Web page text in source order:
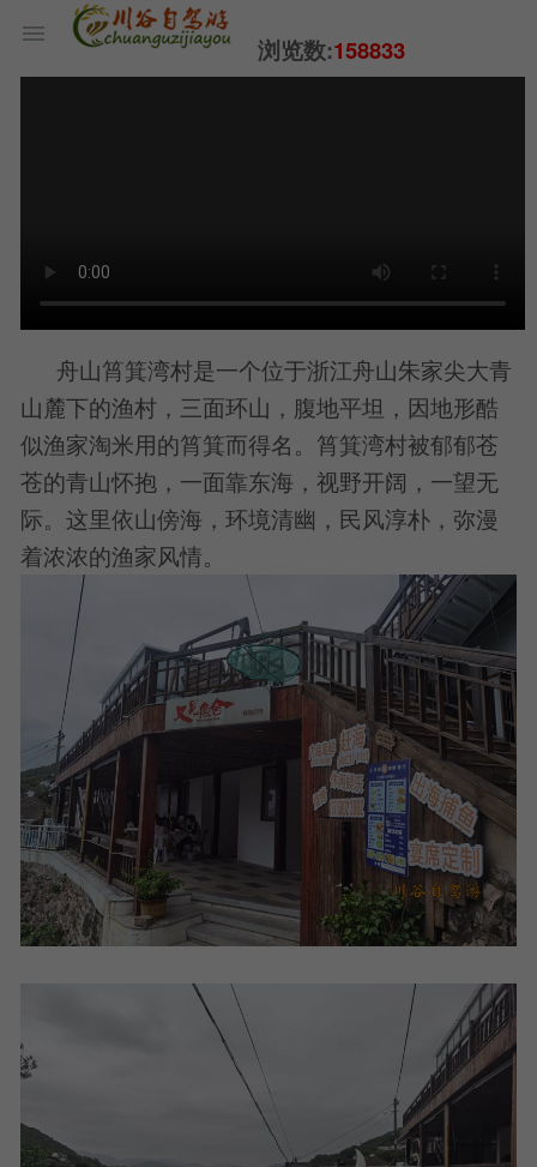
浏览数:158833
舟山筲箕湾村是一个位于浙江舟山朱家尖大青
山麓下的渔村，三面环山，腹地平坦，因地形酷
似渔家淘米用的筲箕而得名。筲箕湾村被郁郁苍
苍的青山怀抱，一面靠东海，视野开阔，一望无
际。这里依山傍海，环境清幽，民风淳朴，弥漫
着浓浓的渔家风情。